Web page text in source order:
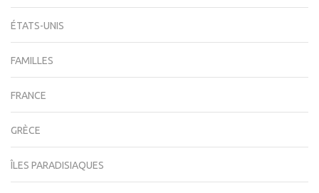
ÉTATS-UNIS
FAMILLES
FRANCE
GRÈCE
ÎLES PARADISIAQUES